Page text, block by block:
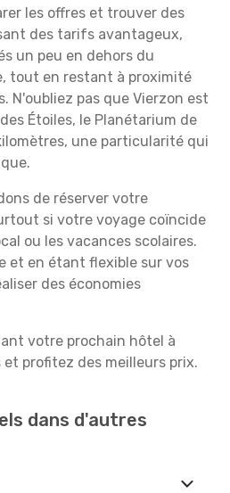
les offres et trouver des
des tarifs avantageux,
un peu en dehors du
tout en restant à proximité
N'oubliez pas que Vierzon est
Étoiles, le Planétarium de
une particularité qui
de réserver votre
si votre voyage coïncide
ou les vacances scolaires.
et en étant flexible sur vos
des économies
votre prochain hôtel à
et profitez des meilleurs prix.
dans d'autres